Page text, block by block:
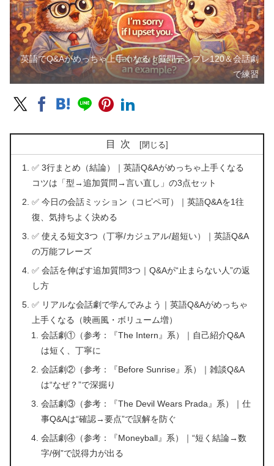
英語でQ&Aがめっちゃ上手くなる！質問テンプレ120＆会話劇
で練習
目次
✅ 3行まとめ（結論）｜英語Q&Aがめっちゃ上手くなる
コツは「型→追加質問→言い直し」の3点セット
✅ 今日の会話ミッション（コピペ可）｜英語Q&Aを1往
復、気持ちよく決める
✅ 使える短文3つ（丁寧/カジュアル/超短い）｜英語Q&A
の万能フレーズ
✅ 会話を伸ばす追加質問3つ｜Q&Aが“止まらない人”の返
し方
✅ リアルな会話劇で学んでみよう｜英語Q&Aがめっちゃ
上手くなる（映画風・ボリューム増）
会話劇①（参考：『The Intern』系）｜自己紹介Q&A
は短く、丁寧に
会話劇②（参考：『Before Sunrise』系）｜雑談Q&A
は“なぜ？”で深掘り
会話劇③（参考：『The Devil Wears Prada』系）｜仕
事Q&Aは“確認→要点”で誤解を防ぐ
会話劇④（参考：『Moneyball』系）｜“短く結論→数
字/例”で説得力が出る